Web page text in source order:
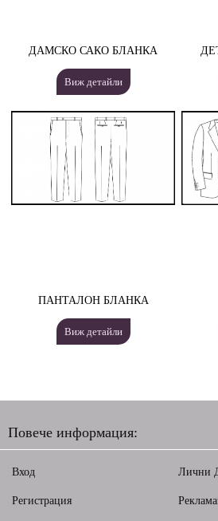
ДАМСКО САКО БЛАНКА
Виж детайли
ПАНТАЛОН БЛАНКА
Виж детайли
Повече информация:
Вход
Регистрация
Лични